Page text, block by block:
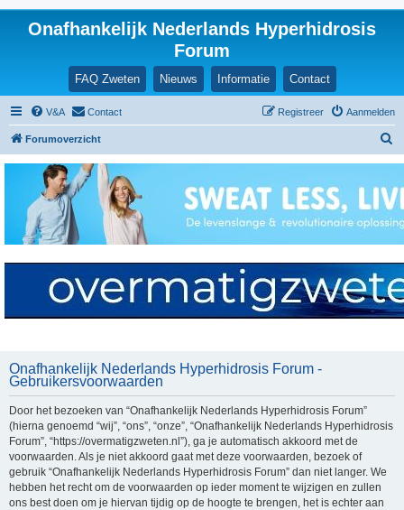
Onafhankelijk Nederlands Hyperhidrosis
Forum
FAQ Zweten Nieuws Informatie Contact
V&A Contact Aanmelden
Registreer
Forumoverzicht
k
Onafhankelijk Nederlands Hyperhidrosis Forum -
Gebruikersvoorwaarden
Door het bezoeken van “Onafhankelijk Nederlands Hyperhidrosis Forum”
(hierna genoemd “wij”, “ons”, “onze”, “Onafhankelijk Nederlands Hyperhidrosis
Forum”, “https://overmatigzweten.nl”), ga je automatisch akkoord met de
voorwaarden. Als je niet akkoord gaat met deze voorwaarden, bezoek of
gebruik “Onafhankelijk Nederlands Hyperhidrosis Forum” dan niet langer. We
hebben het recht om de voorwaarden op ieder moment te wijzigen en zullen
ons best doen om je hiervan tijdig op de hoogte te brengen, het is echter aan